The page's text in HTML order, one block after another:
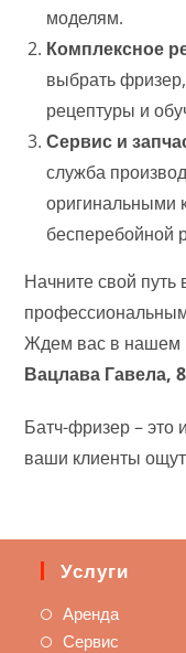
моделям.
Комплексное
выбрать
рецептуры и
Сервис и
служба
оригинальными
бесперебойной
Начните свой
Ждем вас в нашем
Вацлава Гавела, 8
Батч-фризер – это
ваши клиенты
Услуги
Аренда
Сервис